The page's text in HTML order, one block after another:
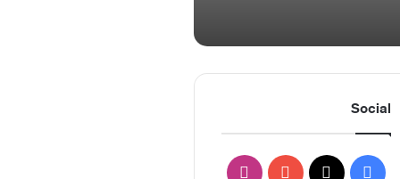
Social